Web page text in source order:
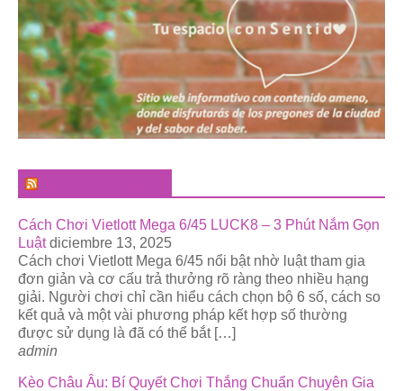
Cách Chơi Vietlott Mega 6/45 LUCK8 – 3 Phút Nắm Gọn
Luật diciembre 13, 2025
Cách chơi Vietlott Mega 6/45 nổi bật nhờ luật tham gia
đơn giản và cơ cấu trả thưởng rõ ràng theo nhiều hạng
giải. Người chơi chỉ cần hiểu cách chọn bộ 6 số, cách so
kết quả và một vài phương pháp kết hợp số thường
được sử dụng là đã có thể bắt […]
admin
Kèo Châu Âu: Bí Quyết Chơi Thắng Chuẩn Chuyên Gia